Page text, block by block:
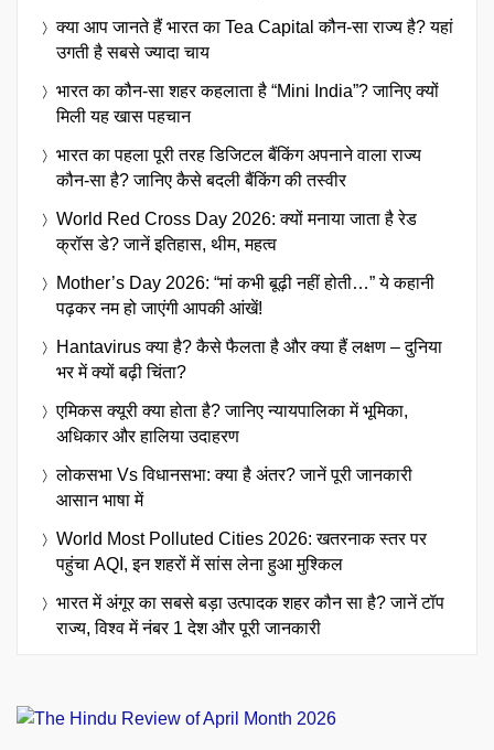
क्या आप जानते हैं भारत का Tea Capital कौन-सा राज्य है? यहां
उगती है सबसे ज्यादा चाय
भारत का कौन-सा शहर कहलाता है “Mini India”? जानिए क्यों
मिली यह खास पहचान
भारत का पहला पूरी तरह डिजिटल बैंकिंग अपनाने वाला राज्य
कौन-सा है? जानिए कैसे बदली बैंकिंग की तस्वीर
World Red Cross Day 2026: क्यों मनाया जाता है रेड
क्रॉस डे? जानें इतिहास, थीम, महत्व
Mother’s Day 2026: “मां कभी बूढ़ी नहीं होती…” ये कहानी
पढ़कर नम हो जाएंगी आपकी आंखें!
Hantavirus क्या है? कैसे फैलता है और क्या हैं लक्षण – दुनिया
भर में क्यों बढ़ी चिंता?
एमिकस क्यूरी क्या होता है? जानिए न्यायपालिका में भूमिका,
अधिकार और हालिया उदाहरण
लोकसभा Vs विधानसभा: क्या है अंतर? जानें पूरी जानकारी
आसान भाषा में
World Most Polluted Cities 2026: खतरनाक स्तर पर
पहुंचा AQI, इन शहरों में सांस लेना हुआ मुश्किल
भारत में अंगूर का सबसे बड़ा उत्पादक शहर कौन सा है? जानें टॉप
राज्य, विश्व में नंबर 1 देश और पूरी जानकारी